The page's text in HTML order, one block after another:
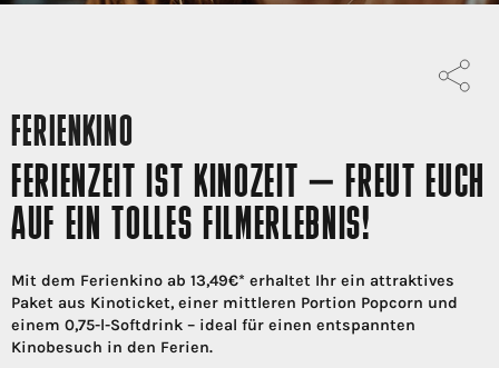
FERIENKINO
FERIENZEIT IST KINOZEIT – FREUT EUCH
AUF EIN TOLLES FILMERLEBNIS!
Mit dem Ferienkino ab 13,49€* erhaltet Ihr ein attraktives
Paket aus Kinoticket, einer mittleren Portion Popcorn und
einem 0,75-l-Softdrink – ideal für einen entspannten
Kinobesuch in den Ferien.